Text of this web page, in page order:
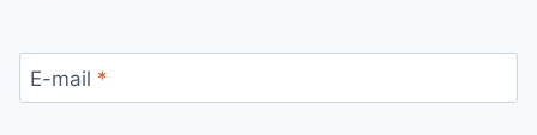
E-mail *